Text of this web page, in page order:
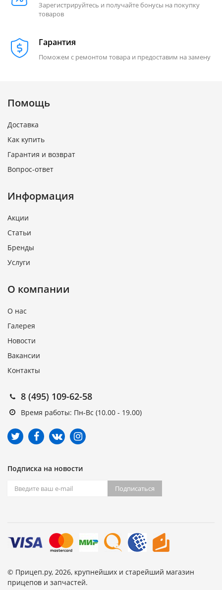
Зарегистрируйтесь и получайте бонусы на покупку
товаров
Гарантия
Поможем с ремонтом товара и предоставим на замену
Помощь
Доставка
Как купить
Гарантия и возврат
Вопрос-ответ
Информация
Акции
Статьи
Бренды
Услуги
О компании
О нас
Галерея
Новости
Вакансии
Контакты
8 (495) 109-62-58
Время работы: Пн-Вс (10.00 - 19.00)
Подписка на новости
Подписаться
© Прицеп.ру, 2026, крупнейших и старейший магазин
прицепов и запчастей.